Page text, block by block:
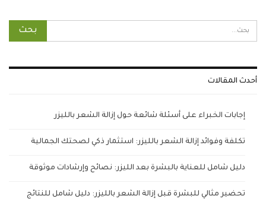
أحدث المقالات
إجابات الخبراء على أسئلة شائعة حول إزالة الشعر بالليزر
تكلفة وفوائد إزالة الشعر بالليزر: استثمار ذكي لصحتك الجمالية
دليل شامل للعناية بالبشرة بعد الليزر: نصائح وإرشادات موثوقة
تحضير مثالي للبشرة قبل إزالة الشعر بالليزر: دليل شامل للنتائج